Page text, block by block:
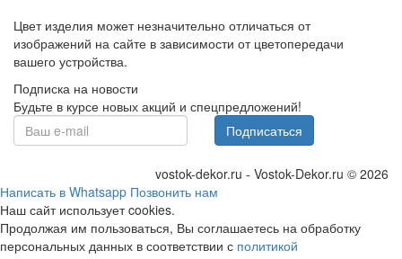
Цвет изделия может незначительно отличаться от
изображений на сайте в зависимости от цветопередачи
вашего устройства.
Подписка на новости
Будьте в курсе новых акций и спецпредложений!
Подписаться
vostok-dekor.ru - Vostok-Dekor.ru © 2026
Написать в Whatsapp Позвонить нам
Наш сайт использует cookies.
Продолжая им пользоваться, Вы соглашаетесь на обработку
персональных данных в соответствии с политикой